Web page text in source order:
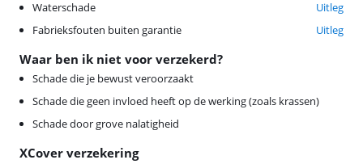
Waterschade
Uitleg
Fabrieksfouten buiten garantie
Uitleg
Waar ben ik niet voor verzekerd?
Schade die je bewust veroorzaakt
Schade die geen invloed heeft op de werking (zoals krassen)
Schade door grove nalatigheid
XCover verzekering